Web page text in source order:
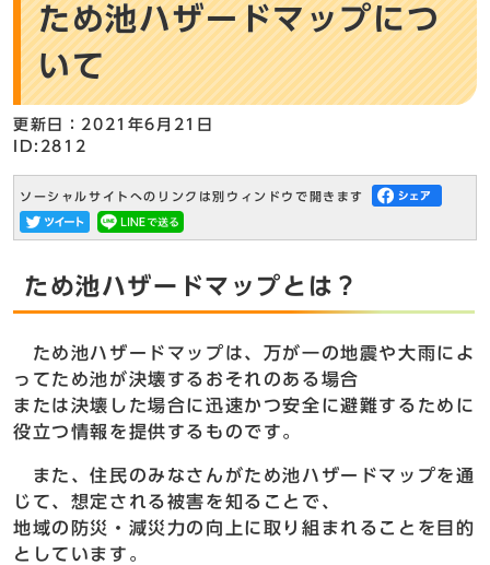
ため池ハザードマップにつ
いて
更新日：2021年6月21日
ID:2812
ソーシャルサイトへのリンクは別ウィンドウで開きます
ため池ハザードマップとは？
ため池ハザードマップは、万が⼀の地震や⼤⾬によ
ってため池が決壊するおそれのある場合
または決壊した場合に迅速かつ安全に避難するために
役⽴つ情報を提供するものです。
また、住⺠のみなさんがため池ハザードマップを通
じて、想定される被害を知ることで、
地域の防災・減災⼒の向上に取り組まれることを⽬的
としています。